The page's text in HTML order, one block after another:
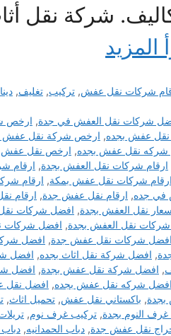
شركة نقل
المزيد
شركات نقل عفش,تركيب,تغليف,
شركات نقل العفش في جدة, ارخص
عفش بجده, ارخص شركة نقل عفش
نقل عفش بجده, ارخص نقل عفش
ارقام شركات نقل العفش بجدة, ارقام
ارقام شركات نقل عفش بمكة, ارقام
في جده, ارقام نقل عفش جدة, ارقام
نقل العفش بجدة, افضل شركات نقل
نقل العفش بجدة, افضل شركات
افضل شركات نقل عفش جدة, افضل
, افضل شركة نقل اثاث بجده, افضل
, افضل شركة نقل عفش بجدة, افضل
افضل شركه نقل عفش بجده, افضل نقل
بجدة, باكستاني نقل عفش, تحميل اثاث,
النوم بجدة, تركيب غرف نوم,
نقل عفش جدة, دباب الحمدانيه,